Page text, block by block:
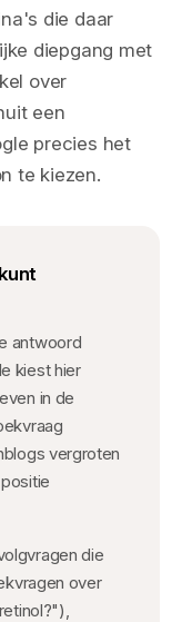
die daar
diepgang met
over
een
precies het
te kiezen.
antwoord
kiest hier
in de
vergroten
die
over